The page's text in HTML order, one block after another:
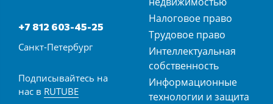
+7 812 603-45-25
Санкт-Петербург
Подписывайтесь на
нас в RUTUBE
Налоговое право
Трудовое право
Интеллектуальная
собственность
Информационные
технологии и защита